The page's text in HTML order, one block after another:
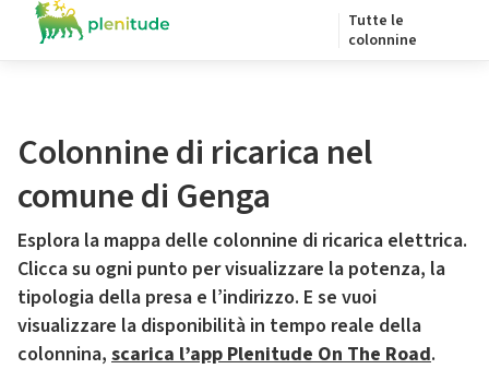
Tutte le
colonnine
Colonnine di ricarica nel
comune di Genga
Esplora la mappa delle colonnine di ricarica elettrica.
Clicca su ogni punto per visualizzare la potenza, la
tipologia della presa e l’indirizzo. E se vuoi
visualizzare la disponibilità in tempo reale della
colonnina, scarica l’app Plenitude On The Road.